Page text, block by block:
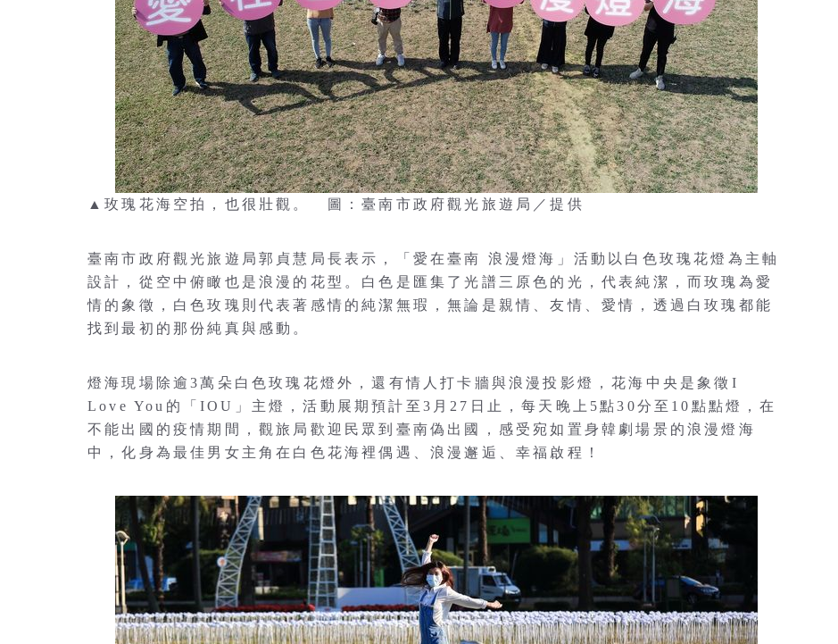
▲玫瑰花海空拍，也很壯觀。 圖：臺南市政府觀光旅遊局／提供
臺南市政府觀光旅遊局郭貞慧局長表示，「愛在臺南 浪漫燈海」活動以白色玫瑰花燈為主軸
設計，從空中俯瞰也是浪漫的花型。白色是匯集了光譜三原色的光，代表純潔，而玫瑰為愛
情的象徵，白色玫瑰則代表著感情的純潔無瑕，無論是親情、友情、愛情，透過白玫瑰都能
找到最初的那份純真與感動。
燈海現場除逾3萬朵白色玫瑰花燈外，還有情人打卡牆與浪漫投影燈，花海中央是象徵I
Love You的「IOU」主燈，活動展期預計至3月27日止，每天晚上5點30分至10點點燈，在
不能出國的疫情期間，觀旅局歡迎民眾到臺南偽出國，感受宛如置身韓劇場景的浪漫燈海
中，化身為最佳男女主角在白色花海裡偶遇、浪漫邂逅、幸福啟程！